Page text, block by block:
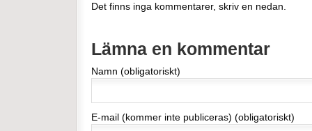
Det finns inga kommentarer, skriv en nedan.
Lämna en kommentar
Namn (obligatoriskt)
E-mail (kommer inte publiceras) (obligatoriskt)